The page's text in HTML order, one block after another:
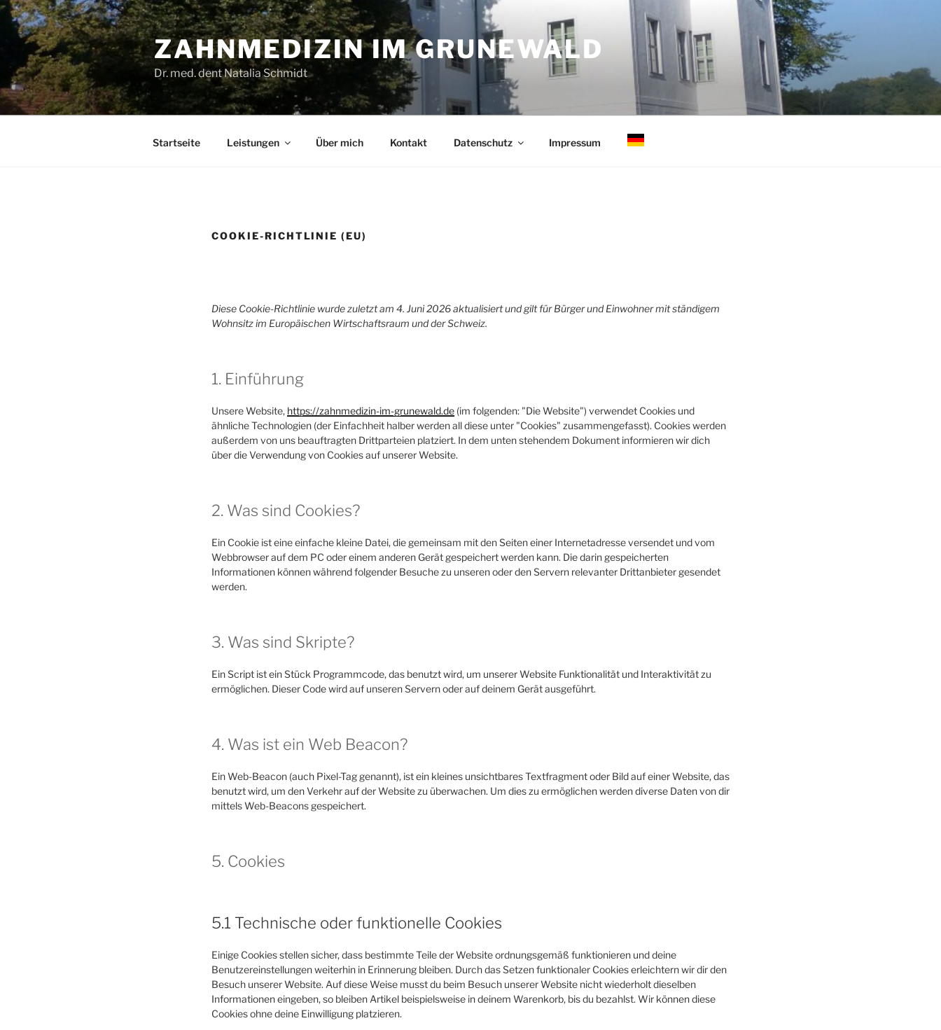
Zum
Inhalt
springen
ZAHNMEDIZIN IM GRUNEWALD
Dr. med. dent Natalia Schmidt
Startseite Leistungen Über mich Kontakt Datenschutz Impressum
COOKIE-RICHTLINIE (EU)
Diese Cookie-Richtlinie wurde zuletzt am 4. Juni 2026 aktualisiert und gilt für Bürger und Einwohner mit ständigem
Wohnsitz im Europäischen Wirtschaftsraum und der Schweiz.
1. Einführung
Unsere Website, https://zahnmedizin-im-grunewald.de (im folgenden: "Die Website") verwendet Cookies und
ähnliche Technologien (der Einfachheit halber werden all diese unter "Cookies" zusammengefasst). Cookies werden
außerdem von uns beauftragten Drittparteien platziert. In dem unten stehendem Dokument informieren wir dich
über die Verwendung von Cookies auf unserer Website.
2. Was sind Cookies?
Ein Cookie ist eine einfache kleine Datei, die gemeinsam mit den Seiten einer Internetadresse versendet und vom
Webbrowser auf dem PC oder einem anderen Gerät gespeichert werden kann. Die darin gespeicherten
Informationen können während folgender Besuche zu unseren oder den Servern relevanter Drittanbieter gesendet
werden.
3. Was sind Skripte?
Ein Script ist ein Stück Programmcode, das benutzt wird, um unserer Website Funktionalität und Interaktivität zu
ermöglichen. Dieser Code wird auf unseren Servern oder auf deinem Gerät ausgeführt.
4. Was ist ein Web Beacon?
Ein Web-Beacon (auch Pixel-Tag genannt), ist ein kleines unsichtbares Textfragment oder Bild auf einer Website, das
benutzt wird, um den Verkehr auf der Website zu überwachen. Um dies zu ermöglichen werden diverse Daten von dir
mittels Web-Beacons gespeichert.
5. Cookies
5.1 Technische oder funktionelle Cookies
Einige Cookies stellen sicher, dass bestimmte Teile der Website ordnungsgemäß funktionieren und deine
Benutzereinstellungen weiterhin in Erinnerung bleiben. Durch das Setzen funktionaler Cookies erleichtern wir dir den
Besuch unserer Website. Auf diese Weise musst du beim Besuch unserer Website nicht wiederholt dieselben
Informationen eingeben, so bleiben Artikel beispielsweise in deinem Warenkorb, bis du bezahlst. Wir können diese
Cookies ohne deine Einwilligung platzieren.